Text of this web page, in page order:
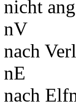
nicht
nV
nach
nE
nach